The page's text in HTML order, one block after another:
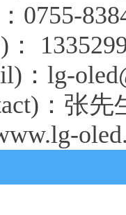
：lg-
：张先